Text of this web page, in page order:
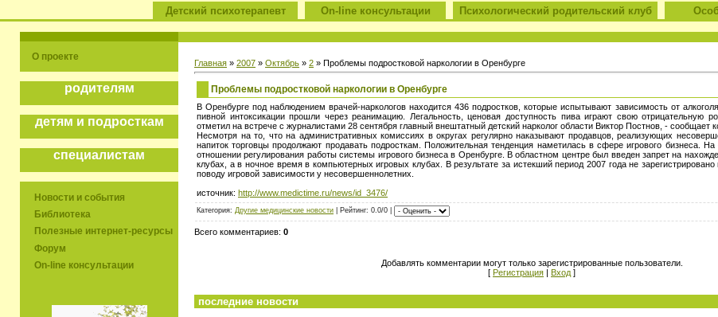
Детский психотерапевт On-line консультации Психологический родительский клуб
О проекте
родителям
детям и подросткам
специалистам
Новости и события
Библиотека
Полезные интернет-ресурсы
Форум
On-line консультации
Главная » 2007 » Октябрь » 2 » Проблемы подростковой наркологии в Оренбурге
Проблемы подростковой наркологии в Оренбурге
В Оренбурге под наблюдением врачей-наркологов находится 436 подростков, которые испытывают зависимость от
пивной интоксикации прошли через реанимацию. Легальность, ценовая доступность пива играют свою отрицательную
отметил на встрече с журналистами 28 сентября главный внештатный детский нарколог области Виктор Постнов, - сообщает
Несмотря на то, что на административных комиссиях в округах регулярно наказывают продавцов, реализующих
напиток торговцы продолжают продавать подросткам. Положительная тенденция наметилась в сфере игрового бизнеса.
отношении регулирования работы системы игрового бизнеса в Оренбурге. В областном центре был введен запрет на
клубах, а в ночное время в компьютерных игровых клубах. В результате за истекший период 2007 года не
поводу игровой зависимости у несовершеннолетних.
источник: http://www.medictime.ru/news/id_3476/
Категория: Другие медицинские новости | Рейтинг: 0.0/0 |
Всего комментариев: 0
Добавлять комментарии могут только зарегистрированные пользователи.
[ Регистрация | Вход ]
последние новости